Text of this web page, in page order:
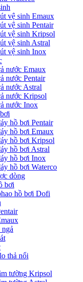
vệ sinh Emaux
vệ sinh Pentair
vệ sinh Kripsol
vệ sinh Astral
vệ sinh Inox
nước Emaux
nước Pentair
nước Astral
nước Kripsol
nước Inox
hồ bơi Pentair
hồ bơi Emaux
hồ bơi Kripsol
hồ bơi Astral
hồ bơi Inox
hồ bơi Waterco
dòng
bơi
hồ bơi Dofi
thả nổi
tường Kripsol